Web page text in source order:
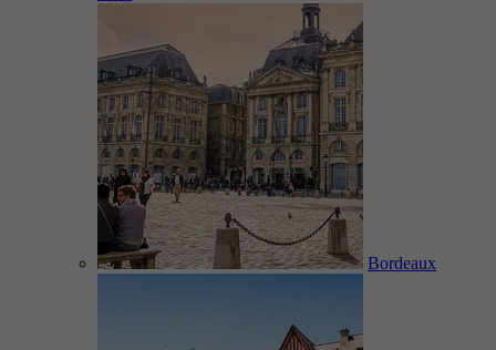
Bordeaux